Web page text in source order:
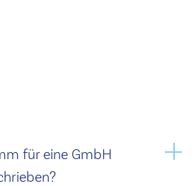
für eine GmbH